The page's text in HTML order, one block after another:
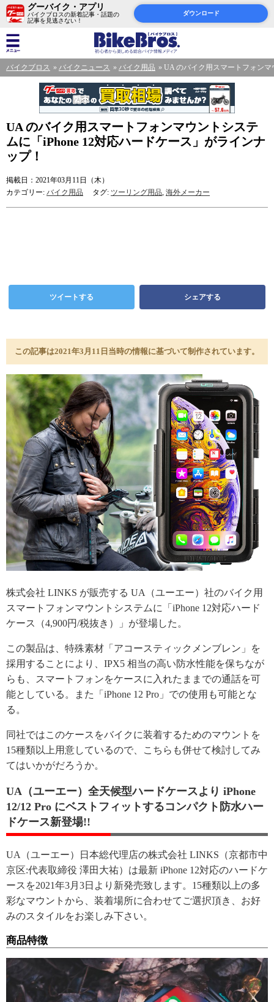
グーバイク・アプリ
バイクブロスの新着記事・話題の
記事を見逃さない！
ダウンロード
バイクブロス バイクニュース バイク用品 UA のバイク用スマートフォン
UA のバイク用スマートフォンマウントシステ
ムに「iPhone 12対応ハードケース」がラインナ
ップ！
掲載日：2021年03月11日（木）
カテゴリー: バイク用品 タグ: ツーリング用品, 海外メーカー
ツイートする シェアする
この記事は2021年3月11日当時の情報に基づいて制作されています。
株式会社 LINKS が販売する UA（ユーエー）社のバイク用
スマートフォンマウントシステムに「iPhone 12対応ハード
ケース（4,900円/税抜き）」が登場した。
この製品は、特殊素材「アコースティックメンブレン」を
採用することにより、IPX5 相当の高い防水性能を保ちなが
らも、スマートフォンをケースに入れたままでの通話を可
能としている。また「iPhone 12 Pro」での使用も可能とな
る。
同社ではこのケースをバイクに装着するためのマウントを
15種類以上用意しているので、こちらも併せて検討してみ
てはいかがだろうか。
UA（ユーエー）全天候型ハードケースより iPhone
12/12 Pro にベストフィットするコンパクト防水ハー
ドケース新登場!!
UA（ユーエー）日本総代理店の株式会社 LINKS（京都市中
京区:代表取締役 澤田大祐）は最新 iPhone 12対応のハードケ
ースを2021年3月3日より新発売致します。15種類以上の多
彩なマウントから、装着場所に合わせてご選択頂き、お好
みのスタイルをお楽しみ下さい。
商品特徴